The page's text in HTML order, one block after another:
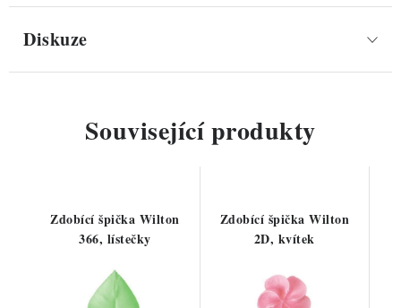
Diskuze
Související produkty
Zdobící špička Wilton
366, lístečky
Zdobící špička Wilton
2D, kvítek